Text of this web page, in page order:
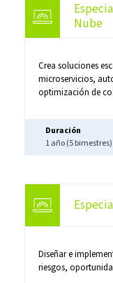
Nube
Crea soluciones
microservicios,
optimización de
Duración
1 año (5 bimestres)
Diseñar e
riesgos,